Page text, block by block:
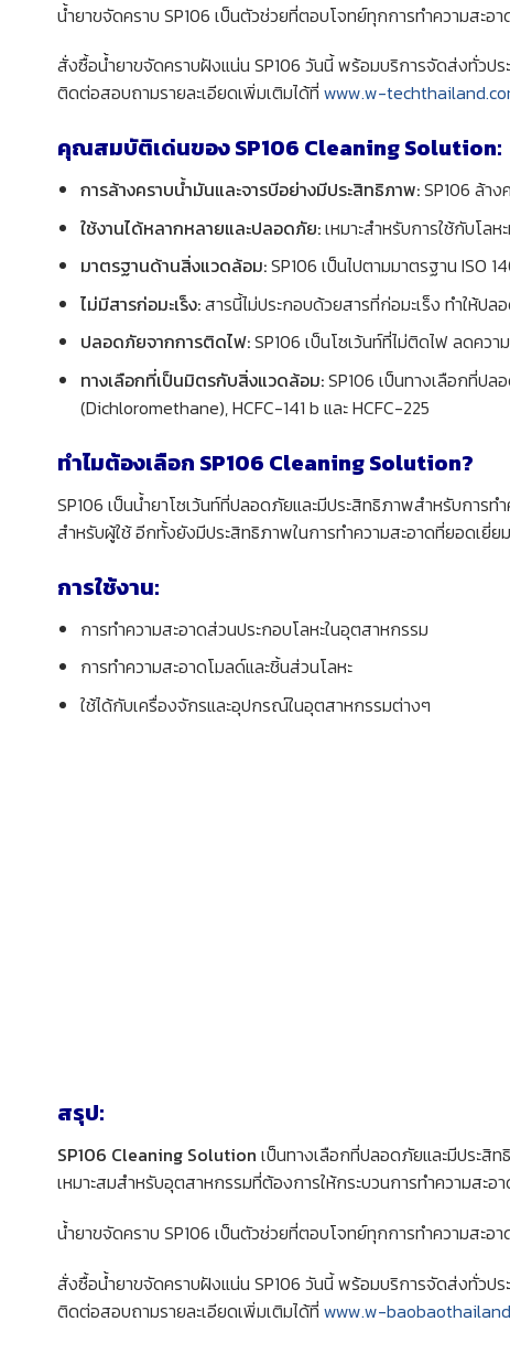
น้ำยาขจัดคราบ SP106 เป็นตัวช่วยที่ตอบโจทย์ทุกการทำความสะ
สั่งซื้อน้ำยาขจัดคราบฝังแน่น SP106 วันนี้ พร้อมบริการจัดส่งทั่วปร
ติดต่อสอบถามรายละเอียดเพิ่มเติมได้ที่ www.w-
คุณสมบัติเด่นของ SP106 Cleaning Solution:
การล้างคราบน้ำมันและจารบีอย่างมีประสิทธิภาพ:SP106 ล้าง
ใช้งานได้หลากหลายและปลอดภัย:เหมาะสำหรับการใช้กับโล
มาตรฐานด้านสิ่งแวดล้อม:SP106 เป็นไปตามมาตรฐาน ISO
ไม่มีสารก่อมะเร็ง:สารนี้ไม่ประกอบด้วยสารที่ก่อมะเร็ง ทำให้ป
ปลอดภัยจากการติดไฟ:SP106 เป็นโซเว้นท์ที่ไม่ติดไฟ ลดคว
ทางเลือกที่เป็นมิตรกับสิ่งแวดล้อม:SP106 เป็นทางเลือกที่ป
(Dichloromethane), HCFC-141 b และ HCFC-225
ทำไมต้องเลือก SP106 Cleaning Solution?
SP106 เป็นน้ำยาโซเว้นท์ที่ปลอดภัยและมีประสิทธิภาพสำหรับกา
สำหรับผู้ใช้ อีกทั้งยังมีประสิทธิภาพในการทำความสะอาดที่ยอดเยี่
การใช้งาน:
การทำความสะอาดส่วนประกอบโลหะในอุตสาหกรรม
การทำความสะอาดโมลด์และชิ้นส่วนโลหะ
ใช้ได้กับเครื่องจักรและอุปกรณ์ในอุตสาหกรรมต่างๆ
สรุป:
SP106 Cleaning Solution เป็นทางเลือกที่ปลอดภัยและมีประสิ
เหมาะสมสำหรับอุตสาหกรรมที่ต้องการให้กระบวนการทำความส
น้ำยาขจัดคราบ SP106 เป็นตัวช่วยที่ตอบโจทย์ทุกการทำความสะ
สั่งซื้อน้ำยาขจัดคราบฝังแน่น SP106 วันนี้ พร้อมบริการจัดส่งทั่วปร
ติดต่อสอบถามรายละเอียดเพิ่มเติมได้ที่ www.w-